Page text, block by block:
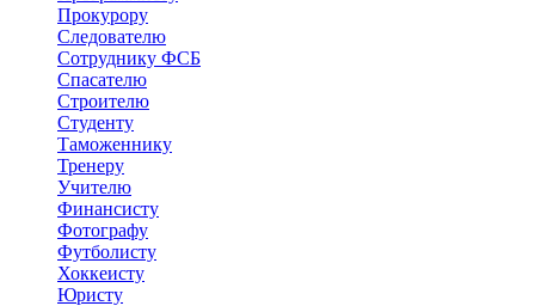
Прокурору
Следователю
Сотруднику ФСБ
Спасателю
Строителю
Студенту
Таможеннику
Тренеру
Учителю
Финансисту
Фотографу
Футболисту
Хоккеисту
Юристу